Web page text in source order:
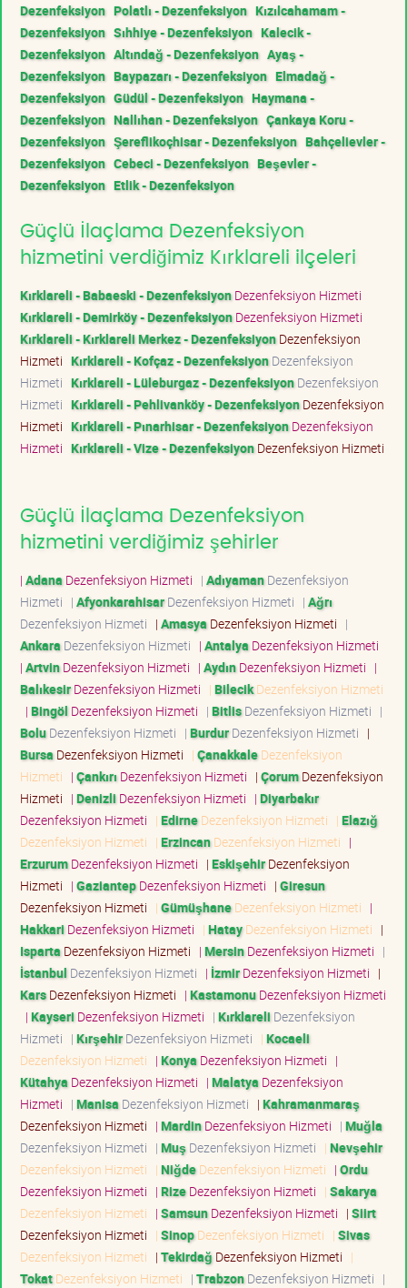
Dezenfeksiyon Polatlı - Dezenfeksiyon Kızılcahamam -
Dezenfeksiyon Sıhhiye - Dezenfeksiyon Kalecik -
Dezenfeksiyon Altındağ - Dezenfeksiyon Ayaş -
Dezenfeksiyon Baypazarı - Dezenfeksiyon Elmadağ -
Dezenfeksiyon Güdül - Dezenfeksiyon Haymana -
Dezenfeksiyon Nallıhan - Dezenfeksiyon Çankaya Koru -
Dezenfeksiyon Şereflikoçhisar - Dezenfeksiyon Bahçelievler -
Dezenfeksiyon Cebeci - Dezenfeksiyon Beşevler -
Dezenfeksiyon Etlik - Dezenfeksiyon
Güçlü İlaçlama Dezenfeksiyon
hizmetini verdiğimiz Kırklareli ilçeleri
Kırklareli - Babaeski - DezenfeksiyonDezenfeksiyon Hizmeti
Kırklareli - Demirköy - DezenfeksiyonDezenfeksiyon Hizmeti
Kırklareli - Kırklareli Merkez - DezenfeksiyonDezenfeksiyon
Hizmeti Kırklareli - Kofçaz - DezenfeksiyonDezenfeksiyon
Hizmeti Kırklareli - Lüleburgaz - DezenfeksiyonDezenfeksiyon
Hizmeti Kırklareli - Pehlivanköy - DezenfeksiyonDezenfeksiyon
Hizmeti Kırklareli - Pınarhisar - DezenfeksiyonDezenfeksiyon
Hizmeti Kırklareli - Vize - DezenfeksiyonDezenfeksiyon Hizmeti
Güçlü İlaçlama Dezenfeksiyon
hizmetini verdiğimiz şehirler
| Adana Dezenfeksiyon Hizmeti | AdıyamanDezenfeksiyon
Hizmeti | AfyonkarahisarDezenfeksiyon Hizmeti | Ağrı
Dezenfeksiyon Hizmeti | Amasya Dezenfeksiyon Hizmeti |
Ankara Dezenfeksiyon Hizmeti | Antalya Dezenfeksiyon Hizmeti
| ArtvinDezenfeksiyon Hizmeti | AydınDezenfeksiyon Hizmeti |
BalıkesirDezenfeksiyon Hizmeti | BilecikDezenfeksiyon Hizmeti
| Bingöl Dezenfeksiyon Hizmeti | BitlisDezenfeksiyon Hizmeti |
BoluDezenfeksiyon Hizmeti | BurdurDezenfeksiyon Hizmeti |
Bursa Dezenfeksiyon Hizmeti | ÇanakkaleDezenfeksiyon
Hizmeti | Çankırı Dezenfeksiyon Hizmeti | ÇorumDezenfeksiyon
Hizmeti | Denizli Dezenfeksiyon Hizmeti | Diyarbakır
Dezenfeksiyon Hizmeti | EdirneDezenfeksiyon Hizmeti | Elazığ
Dezenfeksiyon Hizmeti | ErzincanDezenfeksiyon Hizmeti |
ErzurumDezenfeksiyon Hizmeti | EskişehirDezenfeksiyon
Hizmeti | GaziantepDezenfeksiyon Hizmeti | Giresun
Dezenfeksiyon Hizmeti | GümüşhaneDezenfeksiyon Hizmeti |
Hakkari Dezenfeksiyon Hizmeti | HatayDezenfeksiyon Hizmeti |
Isparta Dezenfeksiyon Hizmeti | MersinDezenfeksiyon Hizmeti |
İstanbul Dezenfeksiyon Hizmeti | İzmirDezenfeksiyon Hizmeti |
KarsDezenfeksiyon Hizmeti | KastamonuDezenfeksiyon Hizmeti
| Kayseri Dezenfeksiyon Hizmeti | Kırklareli Dezenfeksiyon
Hizmeti | KırşehirDezenfeksiyon Hizmeti | Kocaeli
Dezenfeksiyon Hizmeti | Konya Dezenfeksiyon Hizmeti |
Kütahya Dezenfeksiyon Hizmeti | Malatya Dezenfeksiyon
Hizmeti | Manisa Dezenfeksiyon Hizmeti | Kahramanmaraş
Dezenfeksiyon Hizmeti | MardinDezenfeksiyon Hizmeti | Muğla
Dezenfeksiyon Hizmeti | Muş Dezenfeksiyon Hizmeti | Nevşehir
Dezenfeksiyon Hizmeti | NiğdeDezenfeksiyon Hizmeti | Ordu
Dezenfeksiyon Hizmeti | RizeDezenfeksiyon Hizmeti | Sakarya
Dezenfeksiyon Hizmeti | SamsunDezenfeksiyon Hizmeti | Siirt
Dezenfeksiyon Hizmeti | SinopDezenfeksiyon Hizmeti | Sivas
Dezenfeksiyon Hizmeti | Tekirdağ Dezenfeksiyon Hizmeti |
TokatDezenfeksiyon Hizmeti | TrabzonDezenfeksiyon Hizmeti |